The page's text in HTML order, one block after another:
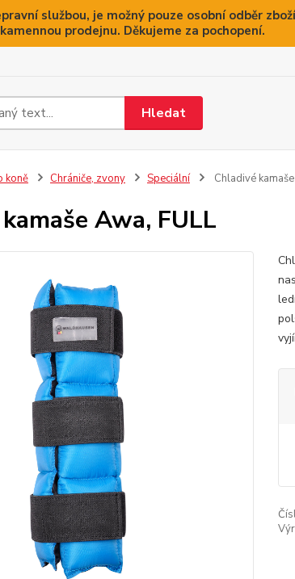
službou, je možný pouze osobní odběr
kamennou prodejnu. Děkujeme za pochopení.
Hledat
koně Chrániče, zvony Speciální Chladivé
Awa, FULL